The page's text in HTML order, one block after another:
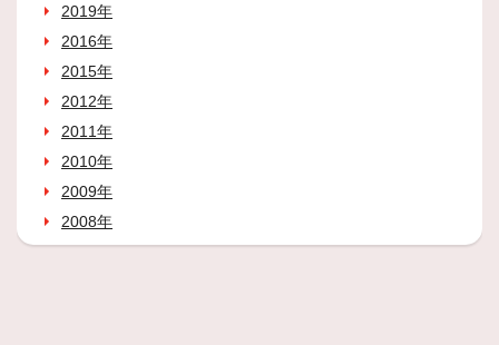
2019年
2016年
2015年
2012年
2011年
2010年
2009年
2008年